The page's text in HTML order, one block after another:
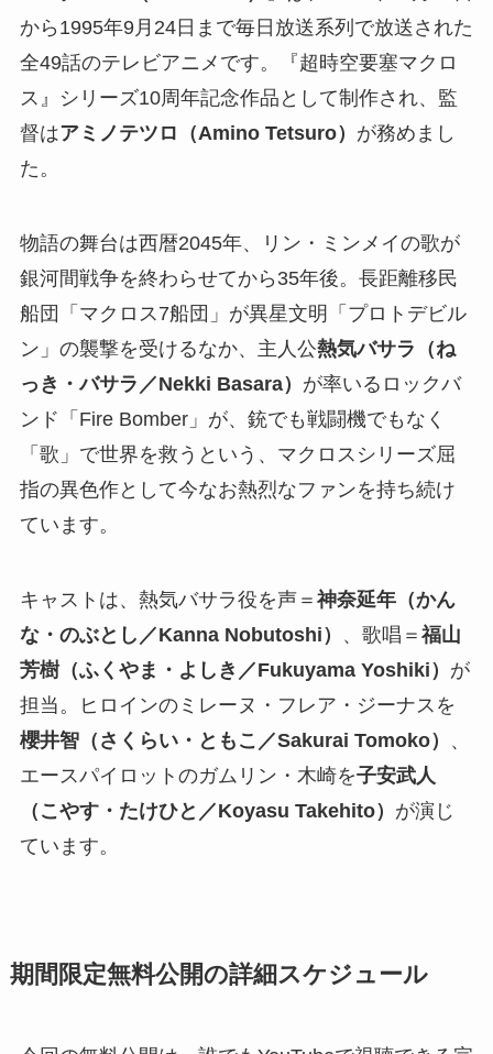
から1995年9月24日まで毎日放送系列で放送された
全49話のテレビアニメです。『超時空要塞マクロ
ス』シリーズ10周年記念作品として制作され、監
督はアミノテツロ（Amino Tetsuro） が務めまし
た。
物語の舞台は西暦2045年、リン・ミンメイの歌が
銀河間戦争を終わらせてから35年後。長距離移民
船団「マクロス7船団」が異星文明「プロトデビル
ン」の襲撃を受けるなか、主人公熱気バサラ（ね
っき・バサラ／Nekki Basara） が率いるロックバ
ンド「Fire Bomber」が、銃でも戦闘機でもなく
「歌」で世界を救うという、マクロスシリーズ屈
指の異色作として今なお熱烈なファンを持ち続け
ています。
キャストは、熱気バサラ役を声＝ 神奈延年（かん
な・のぶとし／Kanna Nobutoshi）
、歌唱＝ 福山
芳樹（ふくやま・よしき／Fukuyama Yoshiki） が
担当。ヒロインのミレーヌ・フレア・ジーナスを
櫻井智（さくらい・ともこ／Sakurai Tomoko）
、
エースパイロットのガムリン・木崎を子安武人
（こやす・たけひと／Koyasu Takehito） が演じ
ています。
期間限定無料公開の詳細スケジュール